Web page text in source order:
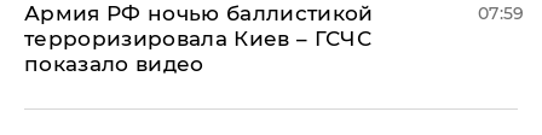
Армия РФ ночью баллистикой
терроризировала Киев – ГСЧС
показало видео
07:59